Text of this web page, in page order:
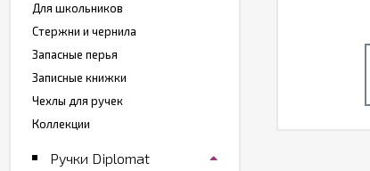
Для школьников
Стержни и чернила
Запасные перья
Записные книжки
Чехлы для ручек
Коллекции
Ручки Diplomat